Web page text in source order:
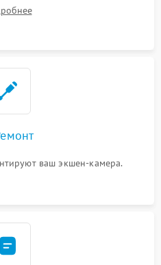
ваш экшен-камера.